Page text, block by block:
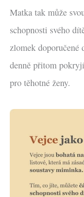
Matka tak může
schopnosti svého
zlomek
denně přitom
pro těhotné ženy.